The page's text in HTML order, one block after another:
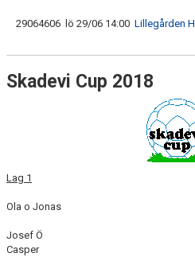
29064606 lö 29/06 14:00 Lillegården H
Skadevi Cup 2018
Lag 1
Ola o Jonas
Josef Ö
Casper